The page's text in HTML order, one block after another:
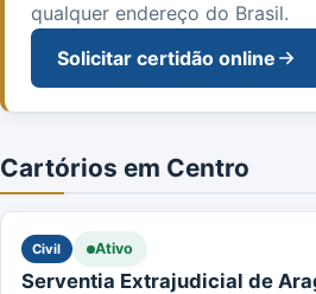
qualquer endereço do Brasil.
Solicitar certidão online
Cartórios em Centro
Civil Ativo
Serventia Extrajudicial de